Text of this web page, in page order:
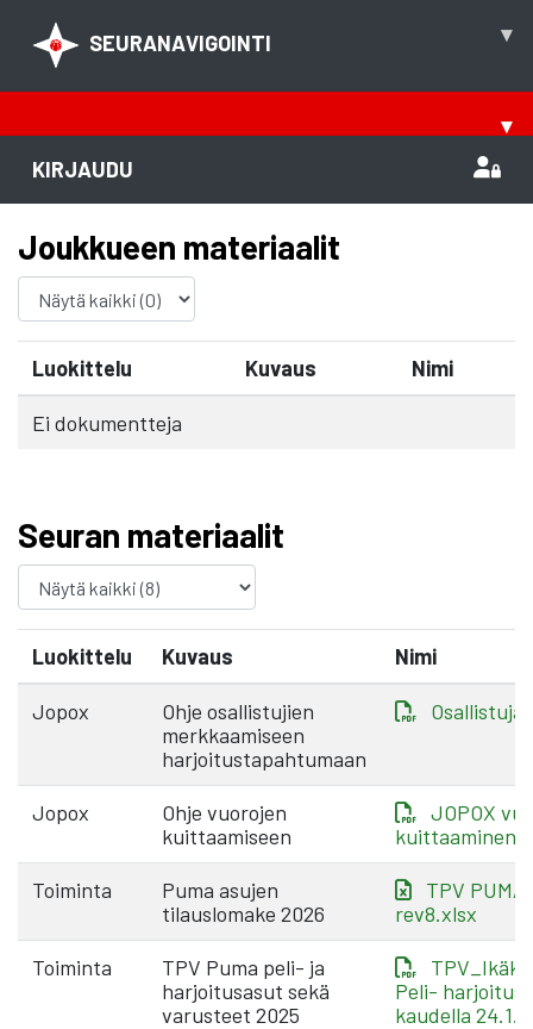
SEURANAVIGOINTI ▾
▾
KIRJAUDU
Joukkueen materiaalit
Luokittelu Kuvaus Nimi
Ei dokumentteja
Seuran materiaalit
Luokittelu Kuvaus Nimi
Jopox
Ohje osallistujien
merkkaamiseen
harjoitustapahtumaan
Jopox
Ohje vuorojen
kuittaamiseen
JOPOX
Toiminta
Puma asujen
tilauslomake 2026
TPV
rev8.xlsx
Toiminta
TPV Puma peli- ja
harjoitusasut sekä
varusteet 2025
Peli-
kaudella